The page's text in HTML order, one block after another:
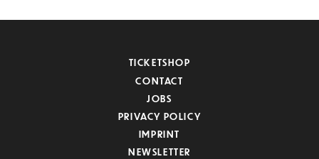
TICKETSHOP
CONTACT
JOBS
PRIVACY POLICY
IMPRINT
NEWSLETTER